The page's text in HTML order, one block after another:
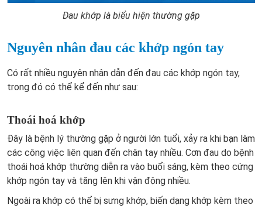
Đau khớp là biểu hiện thường gặp
Nguyên nhân đau các khớp ngón tay
Có rất nhiều nguyên nhân dẫn đến đau các khớp ngón tay,
trong đó có thể kể đến như sau:
Thoái hoá khớp
Đây là bệnh lý thường gặp ở người lớn tuổi, xảy ra khi bạn làm
các công việc liên quan đến chân tay nhiều. Cơn đau do bệnh
thoái hoá khớp thường diễn ra vào buổi sáng, kèm theo cứng
khớp ngón tay và tăng lên khi vận động nhiều.
Ngoài ra khớp có thể bị sưng khớp, biến dạng khớp kèm theo